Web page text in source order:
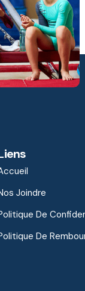
Joindre
De
De